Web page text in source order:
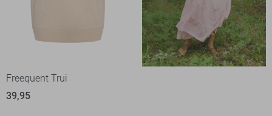
Freequent Trui
39,95